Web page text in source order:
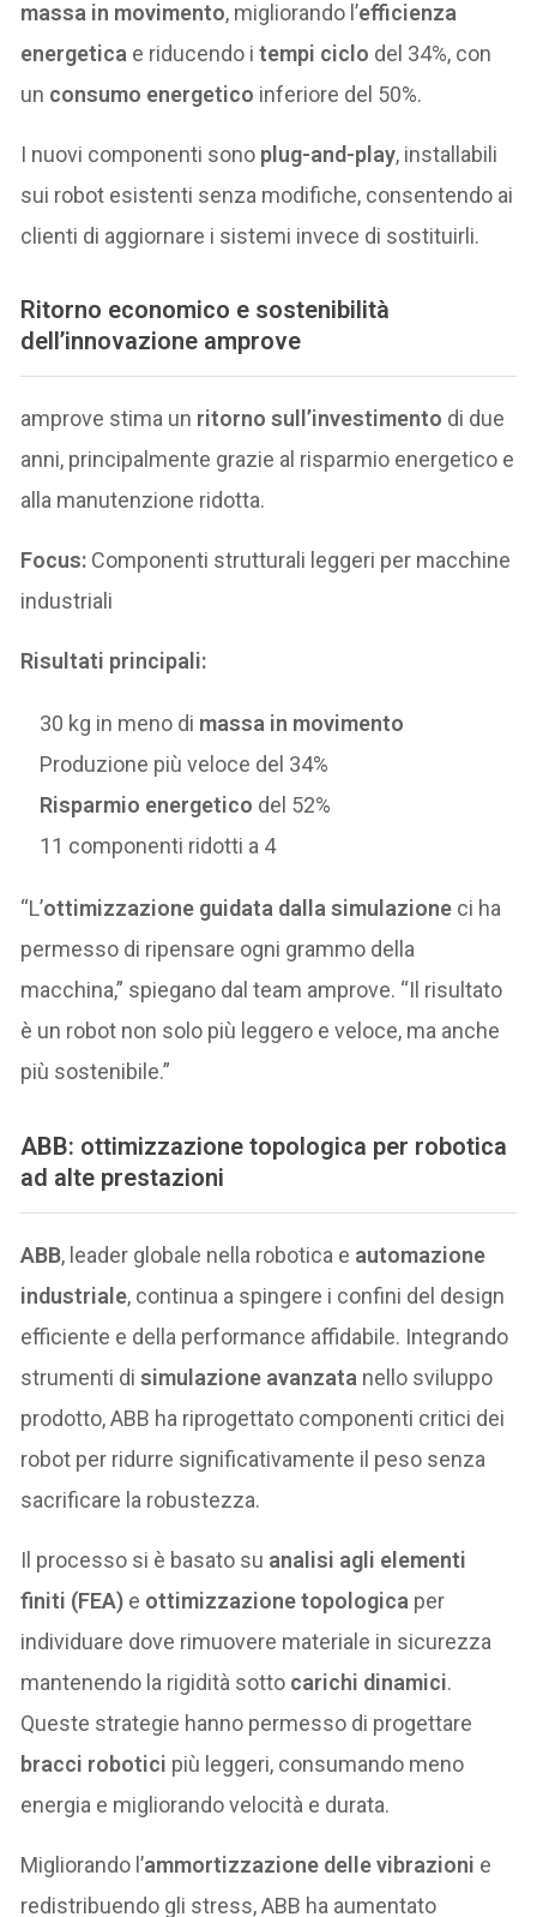
massa in movimento, migliorando l’efficienza
energetica e riducendo itempi ciclo del 34%, con
un consumo energetico inferiore del 50%.
I nuovi componenti sono plug-and-play, installabili
sui robot esistenti senza modifiche, consentendo ai
clienti di aggiornare i sistemi invece di sostituirli.
Ritorno economico e sostenibilità
dell’innovazione amprove
amprove stima un ritorno sull’investimento di due
anni, principalmente grazie al risparmio energetico e
alla manutenzione ridotta.
Focus: Componenti strutturali leggeri per macchine
industriali
Risultati principali:
30 kg in meno di massa in movimento
Produzione più veloce del 34%
Risparmio energetico del 52%
11 componenti ridotti a 4
“L’ottimizzazione guidata dalla simulazione ci ha
permesso di ripensare ogni grammo della
macchina,” spiegano dal team amprove. “Il risultato
è un robot non solo più leggero e veloce, ma anche
più sostenibile.”
ABB: ottimizzazione topologica per robotica
ad alte prestazioni
ABB, leader globale nella robotica e automazione
industriale, continua a spingere i confini del design
efficiente e della performance affidabile. Integrando
strumenti disimulazione avanzata nello sviluppo
prodotto, ABB ha riprogettato componenti critici dei
robot per ridurre significativamente il peso senza
sacrificare la robustezza.
Il processo si è basato su analisi agli elementi
finiti (FEA) e ottimizzazione topologica per
individuare dove rimuovere materiale in sicurezza
mantenendo la rigidità sotto carichi dinamici.
Queste strategie hanno permesso di progettare
bracci robotici più leggeri, consumando meno
energia e migliorando velocità e durata.
Migliorando l’ammortizzazione delle vibrazioni e
redistribuendo gli stress, ABB ha aumentato